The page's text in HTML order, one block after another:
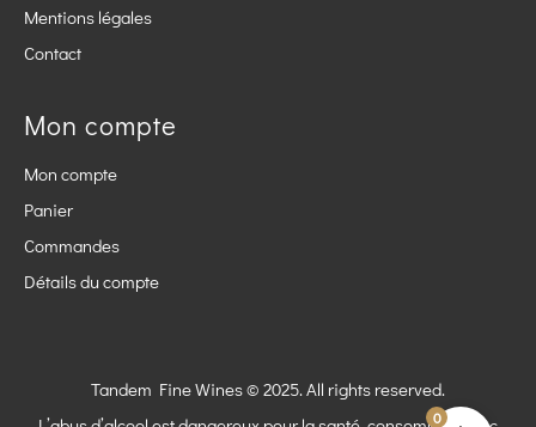
Mentions légales
Contact
Mon compte
Mon compte
Panier
Commandes
Détails du compte
Tandem Fine Wines © 2025. All rights reserved.
0